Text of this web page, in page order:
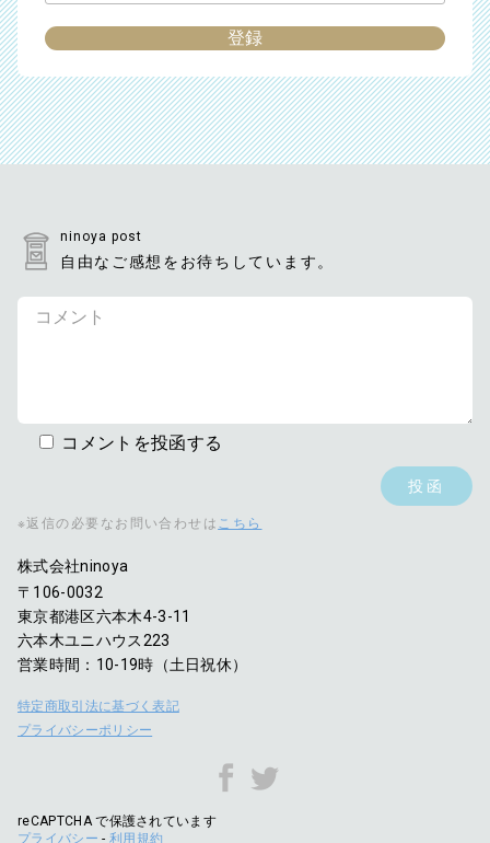
ninoya post
自由なご感想をお待ちしています。
コメントを投函する
※返信の必要なお問い合わせは こちら
株式会社ninoya
〒106-0032
東京都港区六本木4-3-11
六本木ユニハウス223
営業時間：10-19時（土日祝休）
特定商取引法に基づく表記
プライバシーポリシー
reCAPTCHA で保護されています
プライバシー - 利用規約